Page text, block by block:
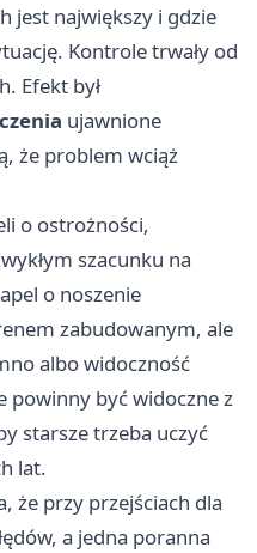
jest największy i gdzie
Kontrole trwały od
Efekt był
ujawnione
że problem wciąż
o ostrożności,
szacunku na
o noszenie
zabudowanym, ale
albo widoczność
powinny być widoczne z
starsze trzeba uczyć
lat.
że przy przejściach dla
a jedna poranna